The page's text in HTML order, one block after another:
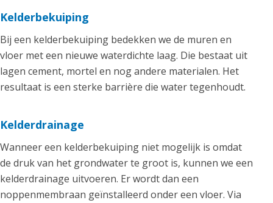
Kelderbekuiping
Bij een kelderbekuiping bedekken we de muren en
vloer met een nieuwe waterdichte laag. Die bestaat uit
lagen cement, mortel en nog andere materialen. Het
resultaat is een sterke barrière die water tegenhoudt.
Kelderdrainage
Wanneer een kelderbekuiping niet mogelijk is omdat
de druk van het grondwater te groot is, kunnen we een
kelderdrainage uitvoeren. Er wordt dan een
noppenmembraan geïnstalleerd onder een vloer. Via